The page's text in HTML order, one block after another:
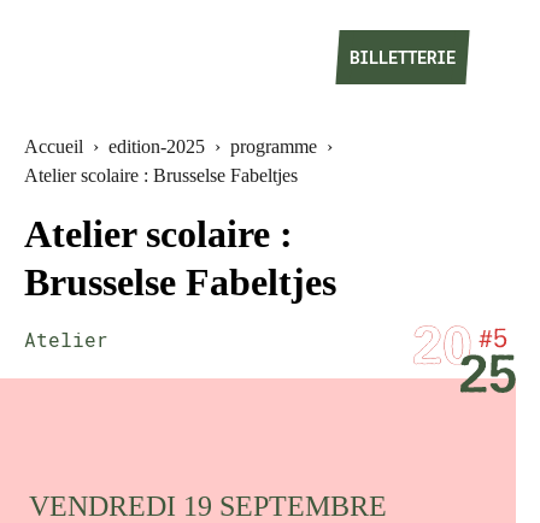
BILLETTERIE
Accueil › edition-2025 › programme ›
Atelier scolaire : Brusselse Fabeltjes
Atelier scolaire :
Brusselse Fabeltjes
Atelier
VENDREDI 19 SEPTEMBRE